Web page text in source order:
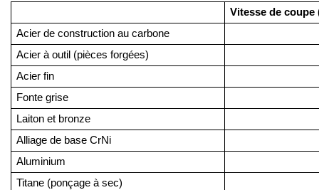
Vitesse de coupe
Acier de construction au carbone
Acier à outil (pièces forgées)
Acier fin
Fonte grise
Laiton et bronze
Alliage de base CrNi
Aluminium
Titane (ponçage à sec)